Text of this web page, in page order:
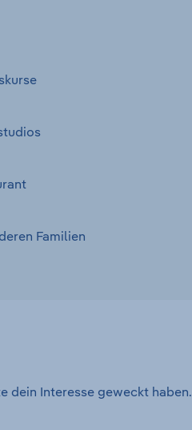
Familien
dein Interesse geweckt haben.